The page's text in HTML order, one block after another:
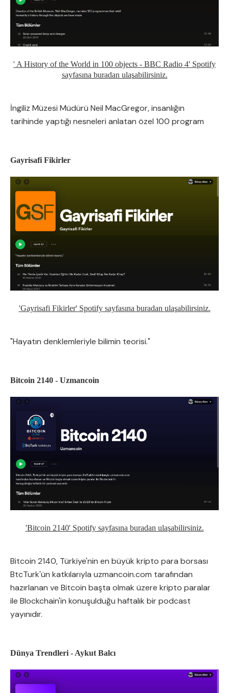
' A History of the World in 100 objects - BBC Radio 4' Spotify
sayfasına buradan ulaşabilirsiniz.
İngiliz Müzesi Müdürü Neil MacGregor, insanlığın
tarihinde yaptığı nesneleri anlatan özel 100 program
Gayrisafi Fikirler
'Gayrisafi Fikirler' Spotify sayfasına buradan ulaşabilirsiniz.
"Hayatın denklemleriyle bilimin teorisi."
Bitcoin 2140 - Uzmancoin
'Bitcoin 2140' Spotify sayfasına buradan ulaşabilirsiniz.
Bitcoin 2140, Türkiye'nin en büyük kripto para borsası
BtcTurk'ün katkılarıyla uzmancoin.com tarafından
hazırlanan ve Bitcoin başta olmak üzere kripto paralar
ile Blockchain'in konuşulduğu haftalık bir podcast
yayınıdır.
Dünya Trendleri - Aykut Balcı